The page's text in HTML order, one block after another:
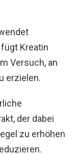
Kreatin
Versuch, an
erzielen.
der dabei
zu erhöhen